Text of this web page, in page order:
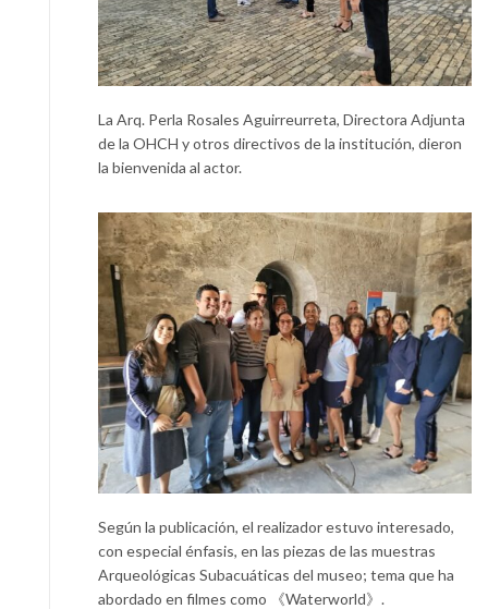
La Arq. Perla Rosales Aguirreurreta, Directora Adjunta
de la OHCH y otros directivos de la institución, dieron
la bienvenida al actor.
Según la publicación, el realizador estuvo interesado,
con especial énfasis, en las piezas de las muestras
Arqueológicas Subacuáticas del museo; tema que ha
abordado en filmes como 《Waterworld》.